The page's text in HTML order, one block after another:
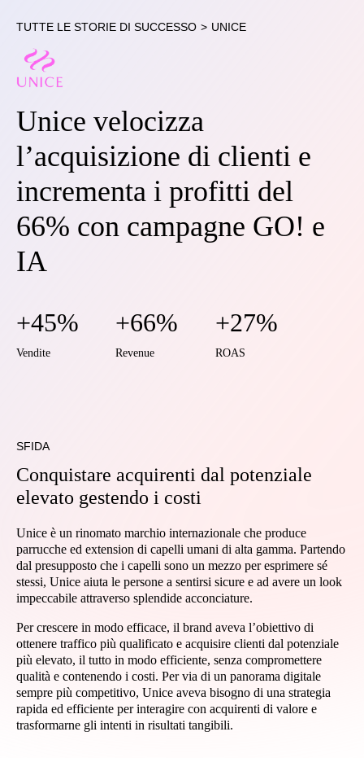
TUTTE LE STORIE DI SUCCESSO > UNICE
Unice velocizza
l’acquisizione di clienti e
incrementa i profitti del
66% con campagne GO! e
IA
+45%
Vendite
+66%
Revenue
+27%
ROAS
SFIDA
Conquistare acquirenti dal potenziale
elevato gestendo i costi
Unice è un rinomato marchio internazionale che produce
parrucche ed extension di capelli umani di alta gamma. Partendo
dal presupposto che i capelli sono un mezzo per esprimere sé
stessi, Unice aiuta le persone a sentirsi sicure e ad avere un look
impeccabile attraverso splendide acconciature.
Per crescere in modo efficace, il brand aveva l’obiettivo di
ottenere traffico più qualificato e acquisire clienti dal potenziale
più elevato, il tutto in modo efficiente, senza compromettere
qualità e contenendo i costi. Per via di un panorama digitale
sempre più competitivo, Unice aveva bisogno di una strategia
rapida ed efficiente per interagire con acquirenti di valore e
trasformarne gli intenti in risultati tangibili.